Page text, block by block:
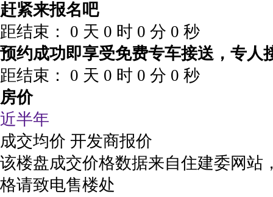
赶紧来报名吧
距结束：
0 天 0 时 0 分 0 秒
预约成功即享受免费专车接送，专人
距结束：
0 天 0 时 0 分 0 秒
房价
近半年
成交均价 开发商报价
该楼盘成交价格数据来自住建委网站
格请致电售楼处